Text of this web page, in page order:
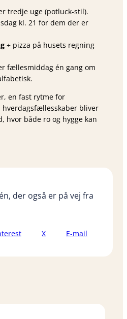
tredje uge (potluck-stil).
kl. 21 for dem der er
+ pizza på husets regning
fællesmiddag én gang om
en fast rytme for
hverdagsfællesskaber bliver
hvor både ro og hygge kan
der også er på vej fra
X E-mail